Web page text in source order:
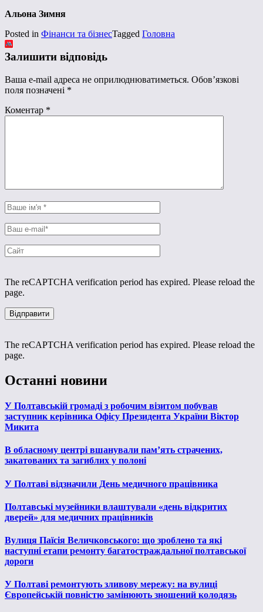
Альона Зимня
Posted in Фінанси та бізнесTagged Головна
Залишити відповідь
Ваша e-mail адреса не оприлюднюватиметься. Обов’язкові
поля позначені *
Коментар *
The reCAPTCHA verification period has expired. Please reload the
page.
The reCAPTCHA verification period has expired. Please reload the
page.
Останні новини
У Полтавській громаді з робочим візитом побував
заступник керівника Офісу Президента України Віктор
Микита
В обласному центрі вшанували пам’ять страчених,
закатованих та загиблих у полоні
У Полтаві відзначили День медичного працівника
Полтавські музейники влаштували «день відкритих
дверей» для медичних працівників
Вулиця Паїсія Величковського: що зроблено та які
наступні етапи ремонту багатостраждальної полтавської
дороги
У Полтаві ремонтують зливову мережу: на вулиці
Європейській повністю замінюють зношений колодязь